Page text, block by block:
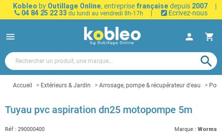
Kobleo by Outillage Online, entreprise française depuis 2007
|
04 84 25 22 33 du lundi au vendredi 8h-17h | Ecrivez-nous
menu person shopping_cart
search
Accueil Extérieurs & Jardin Arrosage, pompe & récupérateur d'eau
Tuyau pvc aspiration dn25 motopompe 5m
Réf : 290000400 Marque : Worms